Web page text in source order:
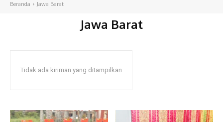
Beranda Jawa Barat
Jawa Barat
Tidak ada kiriman yang ditampilkan